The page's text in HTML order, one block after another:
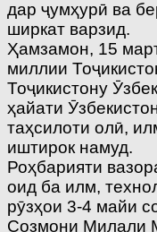
дар ҷумҳурӣ ва
ширкат варзид.
Ҳамзамон, 15
миллии
Тоҷикистону
ҳайати
таҳсилоти олӣ,
иштирок намуд.
Роҳбарияти
оид ба илм,
рӯзҳои 3-4 майи
Созмони Милали